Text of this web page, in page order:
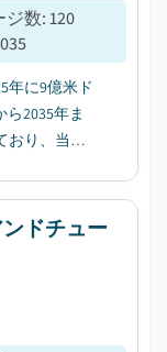
ジ数:120
年に9億米ド
2035年ま
おり、当局
ドチュー